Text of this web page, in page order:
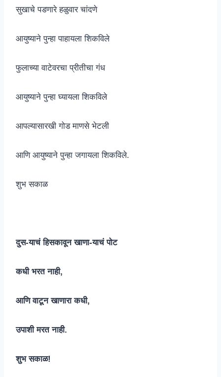
सुखाचे पडणारे हळुवार चांदणे
आयुष्याने पुन्हा पाहायला शिकविले
फुलाच्या वाटेवरचा प्रीतीचा गंध
आयुष्याने पुन्हा घ्यायला शिकविले
आपल्यासारखी गोड माणसे भेटली
आणि आयुष्याने पुन्हा जगायला शिकविले.
शुभ सकाळ
दुस-याचं हिसकावून खाणा-याचं पोट
कधी भरत नाही,
आणि वाटून खाणारा कधी,
उपाशी मरत नाही.
शुभ सकाळ!